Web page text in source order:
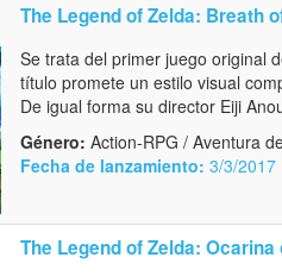
The Legend of Zelda: Breath
Se trata del primer juego original
título promete un estilo visual
De igual forma su director Eiji
Género: Action-RPG / Aventura
Fecha de lanzamiento: 3/3/2017
The Legend of Zelda: Ocarina